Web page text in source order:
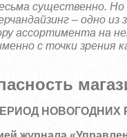
существенно.
– одно
ассортимента на
с точки зрения
НОВОГОДНИХ